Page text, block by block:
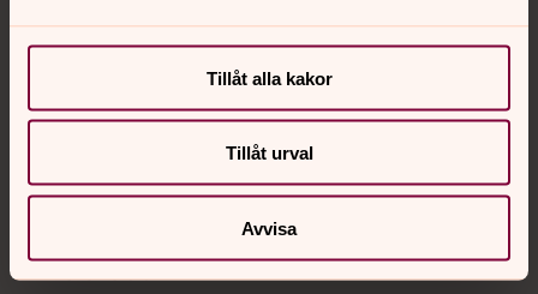
Tillåt alla kakor
Tillåt urval
Avvisa
Kalender
Hitta snabbt